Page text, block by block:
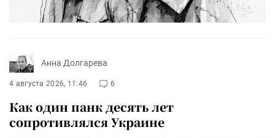
Анна Долгарева
4 августа 2026, 11:46 6
Как один панк десять лет
сопротивлялся Украине